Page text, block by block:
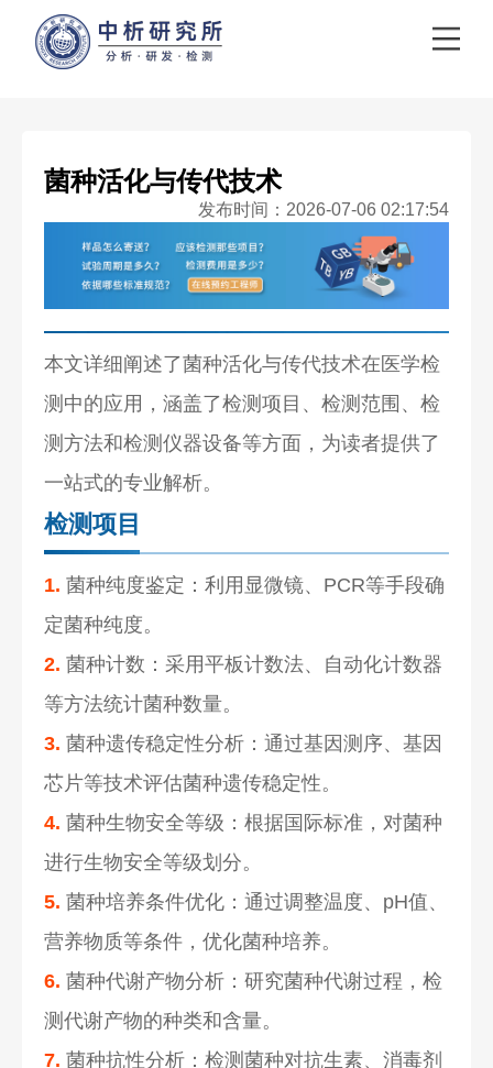
菌种活化与传代技术
发布时间：2026-07-06 02:17:54
本文详细阐述了菌种活化与传代技术在医学检
测中的应用，涵盖了检测项目、检测范围、检
测方法和检测仪器设备等方面，为读者提供了
一站式的专业解析。
检测项目
1. 菌种纯度鉴定：利用显微镜、PCR等手段确
定菌种纯度。
2. 菌种计数：采用平板计数法、自动化计数器
等方法统计菌种数量。
3. 菌种遗传稳定性分析：通过基因测序、基因
芯片等技术评估菌种遗传稳定性。
4. 菌种生物安全等级：根据国际标准，对菌种
进行生物安全等级划分。
5. 菌种培养条件优化：通过调整温度、pH值、
营养物质等条件，优化菌种培养。
6. 菌种代谢产物分析：研究菌种代谢过程，检
测代谢产物的种类和含量。
7. 菌种抗性分析：检测菌种对抗生素、消毒剂